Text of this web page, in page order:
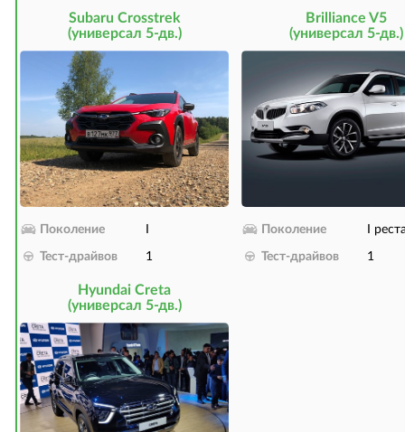
Subaru Crosstrek
(универсал 5-дв.)
Поколение
Тест-драйвов 1
Brilliance V5
(универсал 5-дв.)
Поколение I
Тест-драйвов 1
Hyundai Creta
(универсал 5-дв.)